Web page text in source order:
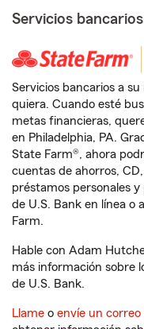
Servicios bancarios
Servicios bancarios a
quiera. Cuando esté
metas financieras,
en Philadelphia, PA.
State Farm®, ahora
cuentas de ahorros,
préstamos personales
de U.S. Bank en línea o
Farm.
Hable con Adam
más información sobre
de U.S. Bank.
Llame o envíe un